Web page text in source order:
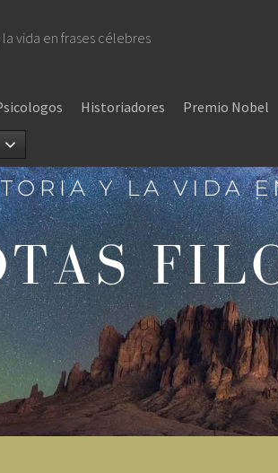
la vida en frases célebres
Historiadores Premio Nobel